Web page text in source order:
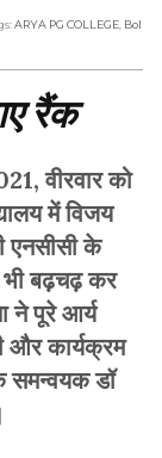
ARYA PG COLLEGE Bol
रैंक
वीरवार को
में विजय
एनसीसी के
भी बढ़चढ़ कर
ने पूरे आर्य
और कार्यक्रम
डॉ